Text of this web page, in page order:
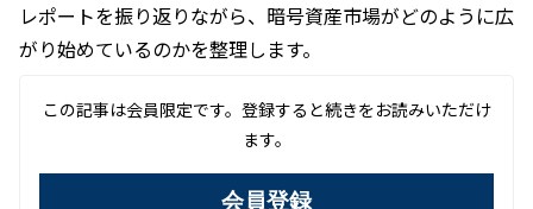
レポートを振り返りながら、暗号資産市場がどのように広
がり始めているのかを整理します。
この記事は会員限定です。登録すると続きをお読みいただけ
ます。
会員登録